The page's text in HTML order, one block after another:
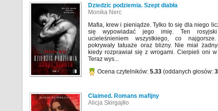
Dziedzic podziemia. Szept diabła
Monika Nerc
Mafia, krew i pieniądze. Tylko to się dla niego
się wypowiadać jego imię. Ten
ucieleśnieniem wszystkiego, co
pokrywały tatuaże oraz blizny. Nie miał
kiedy rozprawiał się z wrogami. Cierpieli oni
Teraz wys...
Ocena czytelników: 5.33 (oddanych głosów: 3
Claimed. Romans mafijny
Alicja Skirgajłło